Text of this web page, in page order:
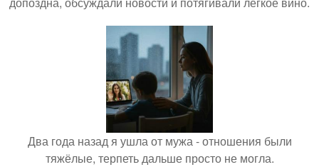
Два года назад я ушла от мужа - отношения были
тяжёлые, терпеть дальше просто не могла.